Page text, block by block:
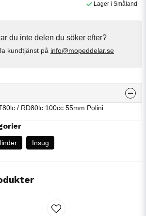
Lager i Småland
du inte delen du söker efter?
kundtjänst på info@mopeddelar.se
/ RD80lc 100cc 55mm Polini
Insug